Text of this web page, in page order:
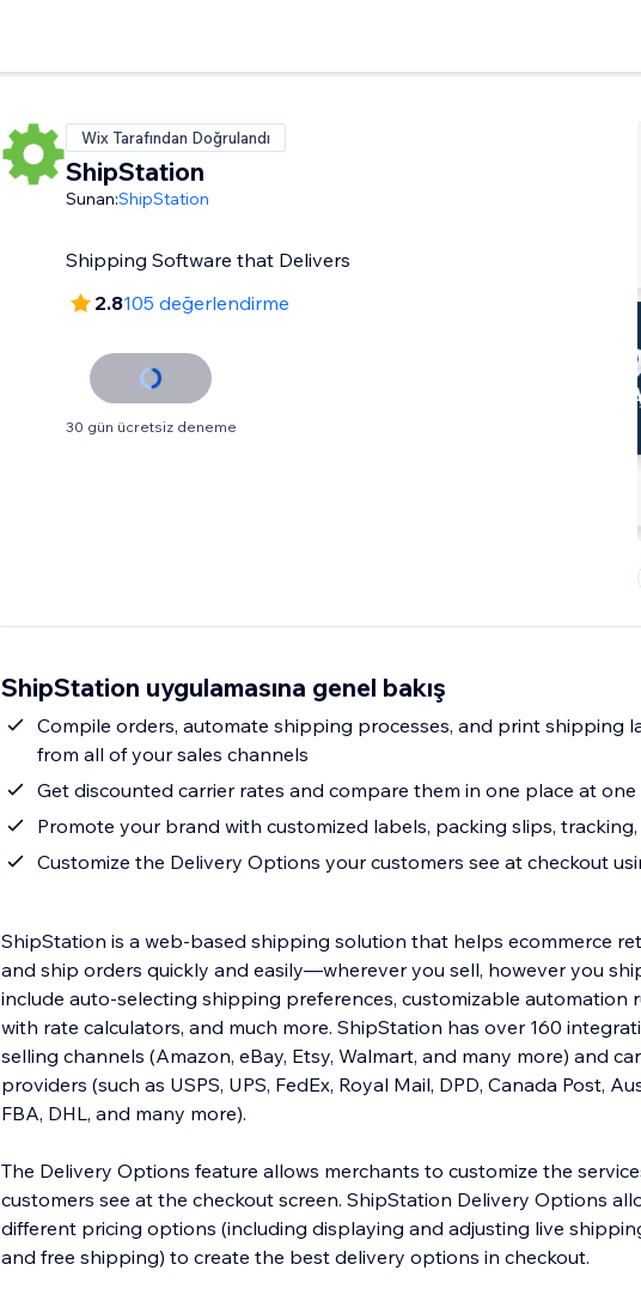
Wix Tarafından Doğrulandı
ShipStation
Sunan:ShipStation
Shipping Software that Delivers
2.8105 değerlendirme
30 gün ücretsiz deneme
ShipStation uygulamasına genel bakış
Compile orders, automate shipping processes, and print shipping
from all of your sales channels
Get discounted carrier rates and compare them in one place at one
Promote your brand with customized labels, packing slips, tracking,
Customize the Delivery Options your customers see at checkout
ShipStation is a web-based shipping solution that helps ecommerce
and ship orders quickly and easily—wherever you sell, however you
include auto-selecting shipping preferences, customizable automation
with rate calculators, and much more. ShipStation has over 160
selling channels (Amazon, eBay, Etsy, Walmart, and many more) and
providers (such as USPS, UPS, FedEx, Royal Mail, DPD, Canada Post,
FBA, DHL, and many more).
The Delivery Options feature allows merchants to customize the
customers see at the checkout screen. ShipStation Delivery Options
different pricing options (including displaying and adjusting live
and free shipping) to create the best delivery options in checkout.